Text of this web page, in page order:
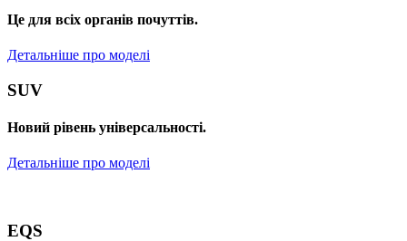
Це для всіх органів почуттів.
Детальніше про моделі
SUV
Новий рівень універсальності.
Детальніше про моделі
EQS